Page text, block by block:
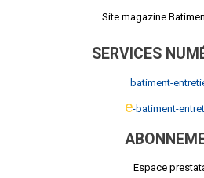
Site magazine
SERVICES
batiment-
e-batiment-
Espace